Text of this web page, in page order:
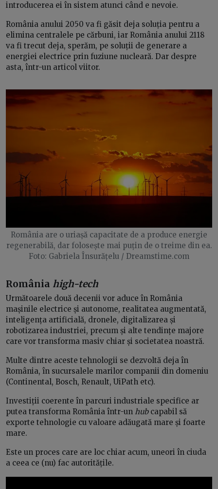
introducerea ei în sistem atunci când e nevoie.
România anului 2050 va fi găsit deja soluția pentru a
elimina centralele pe cărbuni, iar România anului 2118
va fi trecut deja, sperăm, pe soluții de generare a
energiei electrice prin fuziune nucleară. Dar despre
asta, într-un articol viitor.
România are o uriașă capacitate de a produce energie
regenerabilă, dar folosește mai puțin de o treime din ea.
Foto: Gabriela Însurățelu / Dreamstime.com
România high-tech
Următoarele două decenii vor aduce în România
mașinile electrice și autonome, realitatea augmentată,
inteligența artificială, dronele, digitalizarea și
robotizarea industriei, precum și alte tendințe majore
care vor transforma masiv chiar și societatea noastră.
Multe dintre aceste tehnologii se dezvoltă deja în
România, în sucursalele marilor companii din domeniu
(Continental, Bosch, Renault, UiPath etc).
Investiții coerente în parcuri industriale specifice ar
putea transforma România într-un hubcapabil să
exporte tehnologie cu valoare adăugată mare și foarte
mare.
Este un proces care are loc chiar acum, uneori în ciuda
a ceea ce (nu) fac autoritățile.